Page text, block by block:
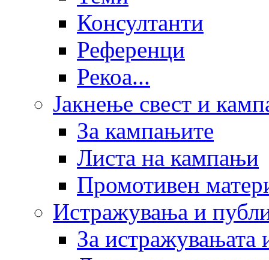
Консултанти
Референци
Рекоа...
Јакнење свест и
За кампањите
Листа на кампањи
Промотивен
Истражувања и
За истражувањата